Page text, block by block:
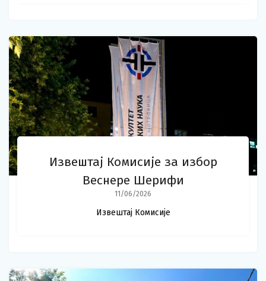
Извештај Комисије за избор
Веснере Шерифи
11/06/2026
Извештај Комисије